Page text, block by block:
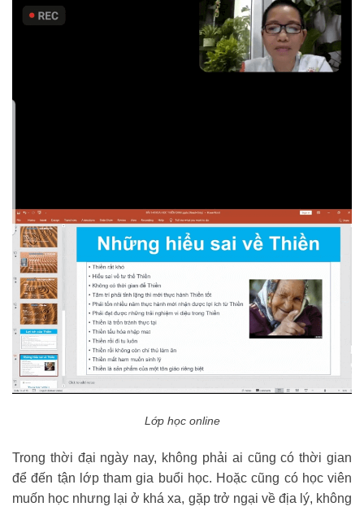
Lớp học online
Trong thời đại ngày nay, không phải ai cũng có thời gian
để đến tận lớp tham gia buổi học. Hoặc cũng có học viên
muốn học nhưng lại ở khá xa, gặp trở ngại về địa lý, không